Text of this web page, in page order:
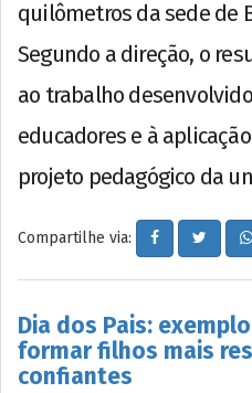
quilômetros da sede de
Segundo a direção, o
ao trabalho
educadores e à
projeto pedagógico da
Compartilhe via:
Dia dos Pais:
formar filhos mais
confiantes